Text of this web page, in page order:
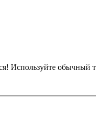
Используйте обычный